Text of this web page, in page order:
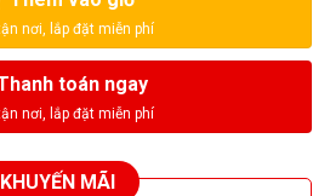
toán ngay
MÃI